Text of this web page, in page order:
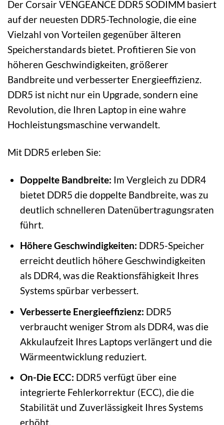
Der Corsair VENGEANCE DDR5 SODIMM basiert
auf der neuesten DDR5-Technologie, die eine
Vielzahl von Vorteilen gegenüber älteren
Speicherstandards bietet. Profitieren Sie von
höheren Geschwindigkeiten, größerer
Bandbreite und verbesserter Energieeffizienz.
DDR5 ist nicht nur ein Upgrade, sondern eine
Revolution, die Ihren Laptop in eine wahre
Hochleistungsmaschine verwandelt.
Mit DDR5 erleben Sie:
Doppelte Bandbreite: Im Vergleich zu DDR4
bietet DDR5 die doppelte Bandbreite, was zu
deutlich schnelleren Datenübertragungsraten
führt.
Höhere Geschwindigkeiten: DDR5-Speicher
erreicht deutlich höhere Geschwindigkeiten
als DDR4, was die Reaktionsfähigkeit Ihres
Systems spürbar verbessert.
Verbesserte Energieeffizienz: DDR5
verbraucht weniger Strom als DDR4, was die
Akkulaufzeit Ihres Laptops verlängert und die
Wärmeentwicklung reduziert.
On-Die ECC: DDR5 verfügt über eine
integrierte Fehlerkorrektur (ECC), die die
Stabilität und Zuverlässigkeit Ihres Systems
erhöht.